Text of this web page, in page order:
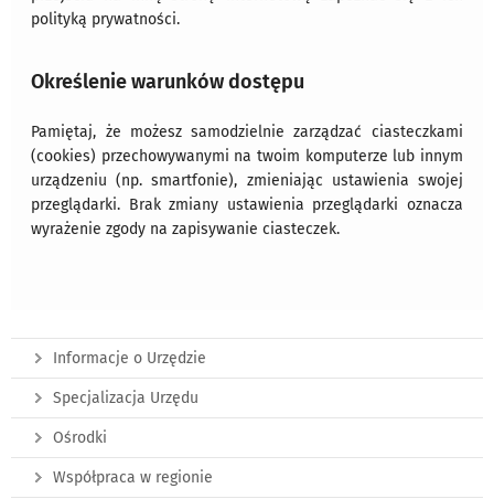
polityką prywatności.
Określenie warunków dostępu
Pamiętaj, że możesz samodzielnie zarządzać ciasteczkami
(cookies) przechowywanymi na twoim komputerze lub innym
urządzeniu (np. smartfonie), zmieniając ustawienia swojej
przeglądarki. Brak zmiany ustawienia przeglądarki oznacza
wyrażenie zgody na zapisywanie ciasteczek.
Informacje o Urzędzie
Specjalizacja Urzędu
Ośrodki
Współpraca w regionie